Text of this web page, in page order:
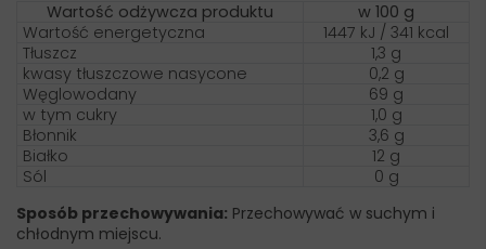
Wartość odżywcza produktu
w 100 g
Wartość energetyczna
1447 kJ / 341 kcal
Tłuszcz
1,3 g
kwasy tłuszczowe nasycone
0,2 g
Węglowodany
69 g
w tym cukry
1,0 g
Błonnik
3,6 g
Białko
12 g
Sól
0 g
Sposób przechowywania: Przechowywać w suchym i
chłodnym miejscu.